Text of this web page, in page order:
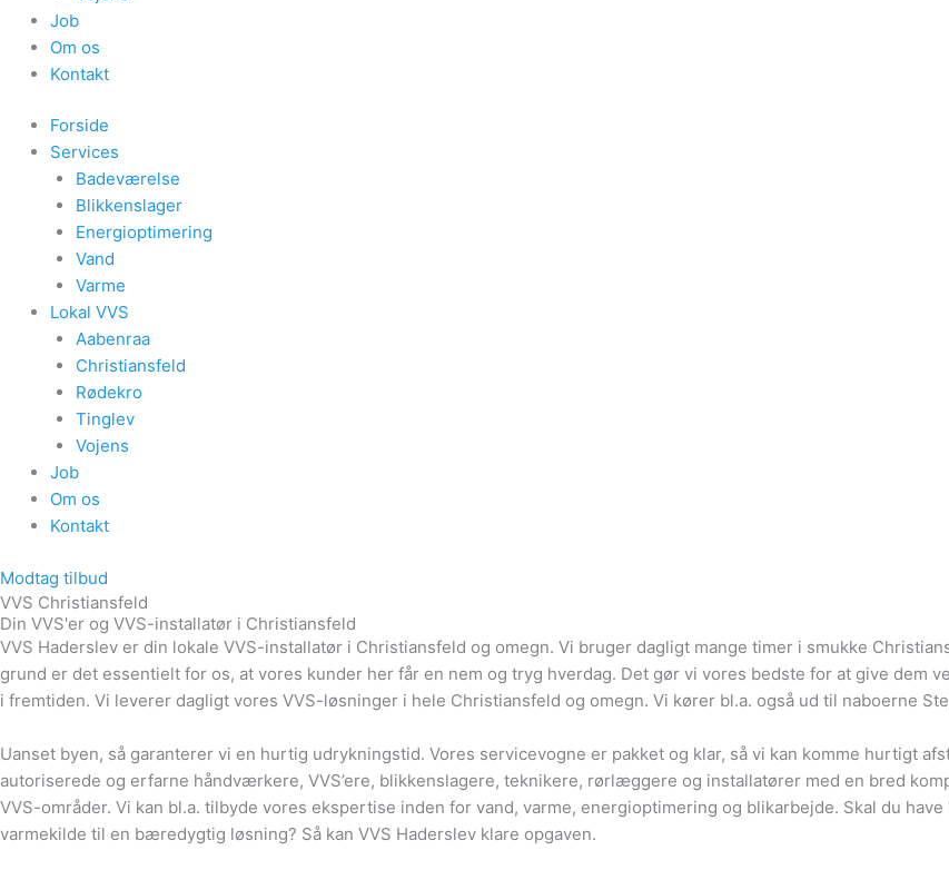
Job
Om os
Kontakt
Forside
Services
Badeværelse
Blikkenslager
Energioptimering
Vand
Varme
Lokal VVS
Aabenraa
Christiansfeld
Rødekro
Tinglev
Vojens
Job
Om os
Kontakt
Modtag tilbud
VVS Christiansfeld
Din VVS'er og VVS-installatør i Christiansfeld
VVS Haderslev er din lokale VVS-installatør i Christiansfeld og omegn. Vi bruger dagligt mange timer i smukke
grund er det essentielt for os, at vores kunder her får en nem og tryg hverdag. Det gør vi vores bedste for at give dem
i fremtiden. Vi leverer dagligt vores VVS-løsninger i hele Christiansfeld og omegn. Vi kører bl.a. også ud til naboerne
Uanset byen, så garanterer vi en hurtig udrykningstid. Vores servicevogne er pakket og klar, så vi kan komme hurtigt
autoriserede og erfarne håndværkere, VVS’ere, blikkenslagere, teknikere, rørlæggere og installatører med en bred
VVS-områder. Vi kan bl.a. tilbyde vores ekspertise inden for vand, varme, energioptimering og blikarbejde. Skal du
varmekilde til en bæredygtig løsning? Så kan VVS Haderslev klare opgaven.